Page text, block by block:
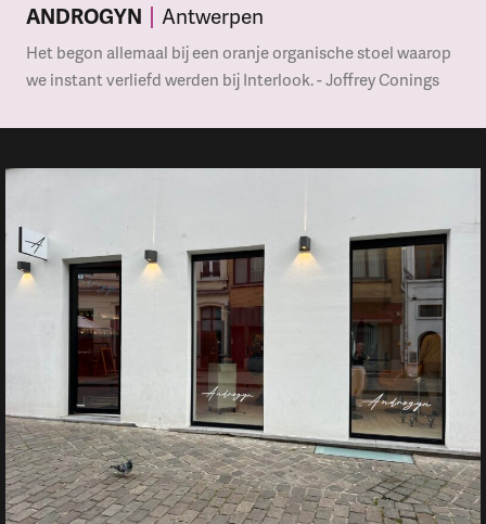
ANDROGYN Antwerpen
Het begon allemaal bij een oranje organische stoel waarop
we instant verliefd werden bij Interlook. - Joffrey Conings